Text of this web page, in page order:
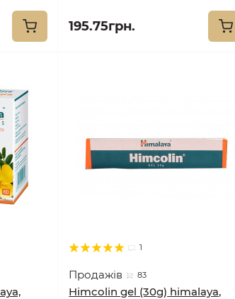
195.75грн.
1
Продажів 83
Himcolin gel (30g) himalaya,